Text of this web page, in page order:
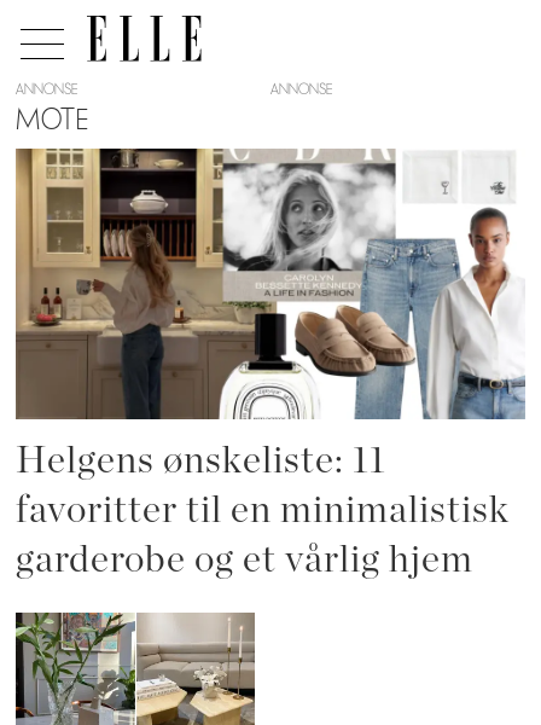
Tag:
tulipaner
ANNONSE
MOTE
Helgens ønskeliste: 11
favoritter til en minimalistisk
garderobe og et vårlig hjem